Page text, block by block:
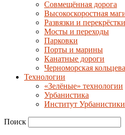
Совмещённая дорога
Высокоскоростная
Развязки и перекрёстки
Мосты и переходы
Парковки
Порты и марины
Канатные дороги
Черноморская
Технологии
«Зелёные» технологии
Урбанистика
Институт
Поиск